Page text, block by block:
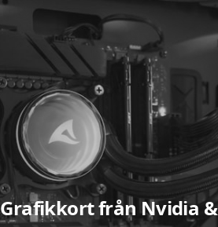
att du inte vill vänta. Därför packar och
vi dina varor med blixtens hastighet
Grafikkort från Nvidia